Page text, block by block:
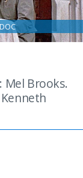
Mel Brooks.